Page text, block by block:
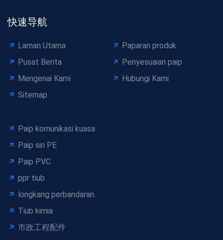
快速导航
Laman Utama
Paparan produk
Pusat Berita
Penyesuaian paip
Mengenai Kami
Hubungi Kami
Sitemap
Paip komunikasi kuasa
Paip siri PE
Paip PVC
ppr tiub
longkang perbandaran.
Tiub kimia
市政工程配件